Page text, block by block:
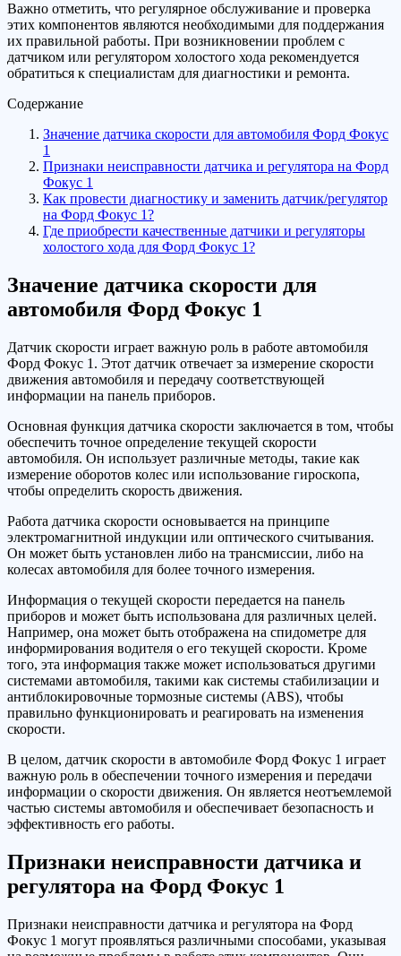
Важно отметить, что регулярное обслуживание и проверка
этих компонентов являются необходимыми для поддержания
их правильной работы. При возникновении проблем с
датчиком или регулятором холостого хода рекомендуется
обратиться к специалистам для диагностики и ремонта.
Содержание
Значение датчика скорости для автомобиля Форд Фокус
1
Признаки неисправности датчика и регулятора на Форд
Фокус 1
Как провести диагностику и заменить датчик/регулятор
на Форд Фокус 1?
Где приобрести качественные датчики и регуляторы
холостого хода для Форд Фокус 1?
Значение датчика скорости для
автомобиля Форд Фокус 1
Датчик скорости играет важную роль в работе автомобиля
Форд Фокус 1. Этот датчик отвечает за измерение скорости
движения автомобиля и передачу соответствующей
информации на панель приборов.
Основная функция датчика скорости заключается в том, чтобы
обеспечить точное определение текущей скорости
автомобиля. Он использует различные методы, такие как
измерение оборотов колес или использование гироскопа,
чтобы определить скорость движения.
Работа датчика скорости основывается на принципе
электромагнитной индукции или оптического считывания.
Он может быть установлен либо на трансмиссии, либо на
колесах автомобиля для более точного измерения.
Информация о текущей скорости передается на панель
приборов и может быть использована для различных целей.
Например, она может быть отображена на спидометре для
информирования водителя о его текущей скорости. Кроме
того, эта информация также может использоваться другими
системами автомобиля, такими как системы стабилизации и
антиблокировочные тормозные системы (ABS), чтобы
правильно функционировать и реагировать на изменения
скорости.
В целом, датчик скорости в автомобиле Форд Фокус 1 играет
важную роль в обеспечении точного измерения и передачи
информации о скорости движения. Он является неотъемлемой
частью системы автомобиля и обеспечивает безопасность и
эффективность его работы.
Признаки неисправности датчика и
регулятора на Форд Фокус 1
Признаки неисправности датчика и регулятора на Форд
Фокус 1 могут проявляться различными способами, указывая